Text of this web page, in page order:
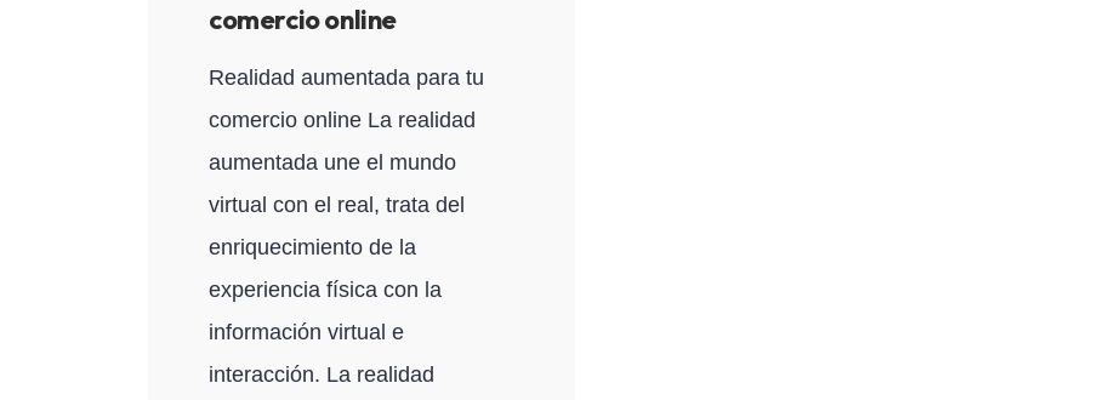
comercio online
Realidad aumentada para tu
comercio online La realidad
aumentada une el mundo
virtual con el real, trata del
enriquecimiento de la
experiencia física con la
información virtual e
interacción. La realidad